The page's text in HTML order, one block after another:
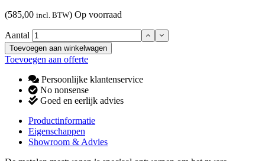
(585,00 incl. BTW) Op voorraad
Aantal
Toevoegen aan winkelwagen
Toevoegen aan offerte
Persoonlijke klantenservice
No nonsense
Goed en eerlijk advies
Productinformatie
Eigenschappen
Showroom & Advies